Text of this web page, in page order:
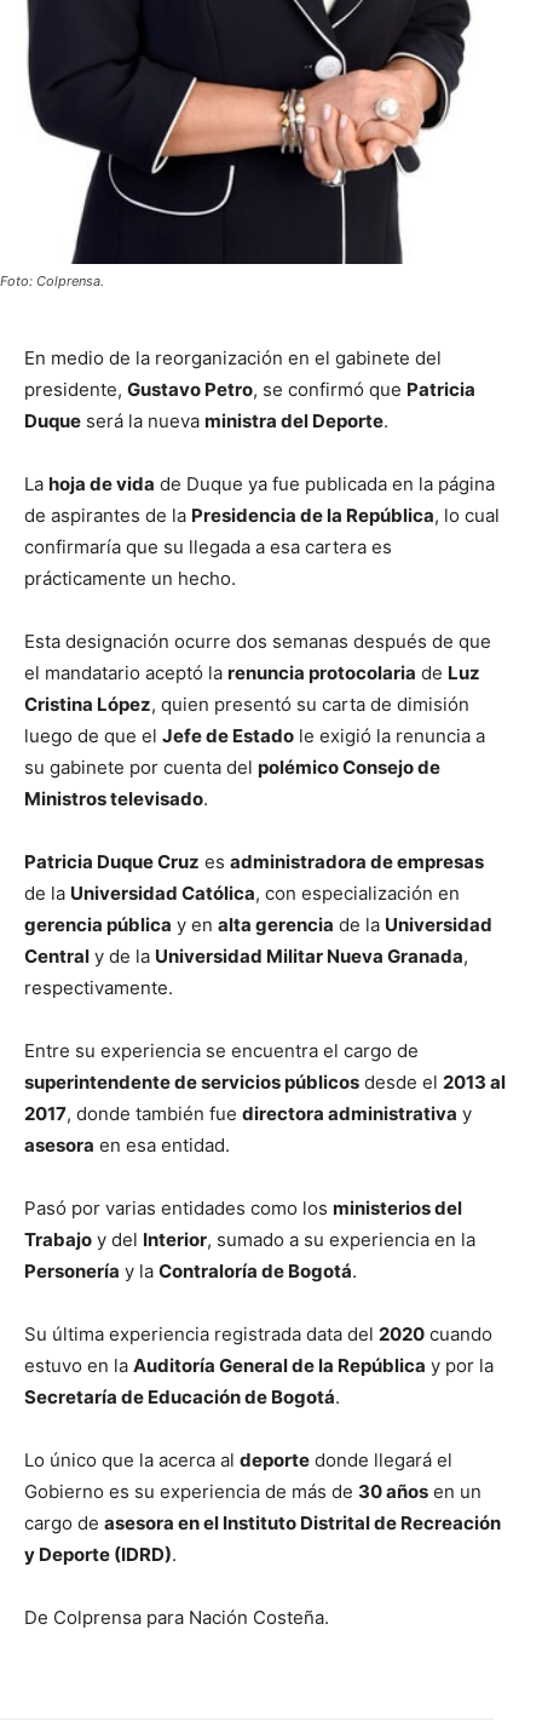
Foto: Colprensa.
En medio de la reorganización en el gabinete del
presidente, Gustavo Petro, se confirmó que Patricia
Duque será la nueva ministra del Deporte.
La hoja de vida de Duque ya fue publicada en la página
de aspirantes de la Presidencia de la República, lo cual
confirmaría que su llegada a esa cartera es
prácticamente un hecho.
Esta designación ocurre dos semanas después de que
el mandatario aceptó la renuncia protocolaria de Luz
Cristina López, quien presentó su carta de dimisión
luego de que el Jefe de Estado le exigió la renuncia a
su gabinete por cuenta del polémico Consejo de
Ministros televisado.
Patricia Duque Cruz es administradora de empresas
de la Universidad Católica, con especialización en
gerencia pública y en alta gerencia de la Universidad
Central y de la Universidad Militar Nueva Granada,
respectivamente.
Entre su experiencia se encuentra el cargo de
superintendente de servicios públicos desde el 2013 al
2017, donde también fue directora administrativa y
asesora en esa entidad.
Pasó por varias entidades como los ministerios del
Trabajo y del Interior, sumado a su experiencia en la
Personería y la Contraloría de Bogotá.
Su última experiencia registrada data del 2020 cuando
estuvo en la Auditoría General de la República y por la
Secretaría de Educación de Bogotá.
Lo único que la acerca al deporte donde llegará el
Gobierno es su experiencia de más de 30 años en un
cargo de asesora en el Instituto Distrital de Recreación
y Deporte (IDRD).
De Colprensa para Nación Costeña.